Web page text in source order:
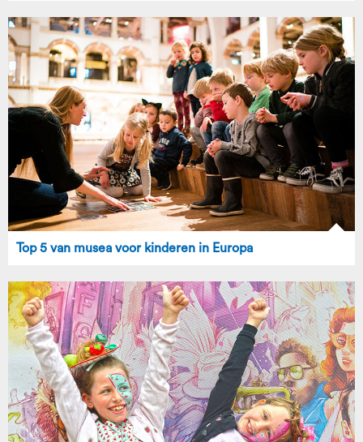
Top 5 van musea voor kinderen in Europa